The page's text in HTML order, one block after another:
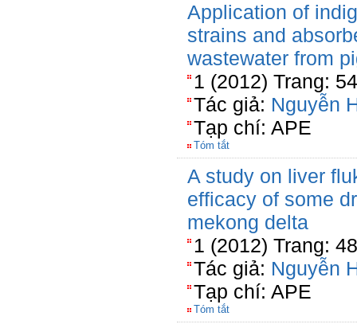
Application of
strains and
wastewater from
1 (2012) Trang:
Tác giả: Nguyễn
Tạp chí: APE
Tóm tắt
A study on liver
efficacy of some
mekong delta
1 (2012) Trang:
Tác giả: Nguyễn
Tạp chí: APE
Tóm tắt